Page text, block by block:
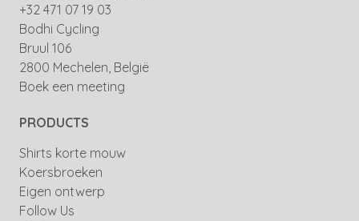
+32 471 07 19 03
Bodhi Cycling
Bruul 106
2800 Mechelen, België
Boek een meeting
PRODUCTS
Shirts korte mouw
Koersbroeken
Eigen ontwerp
Follow Us